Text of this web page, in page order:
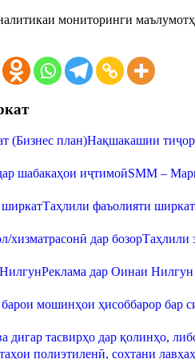
мониторинги
Нақшакашии
SMM –
Таҳлили фаъолияти ширкат
Таҳлили
Реклама дар Оинаи Нилгун
полиэтиленӣ, сохтани